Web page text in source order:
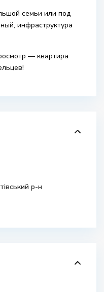
семьи или под
инфраструктура
— квартира
р-н